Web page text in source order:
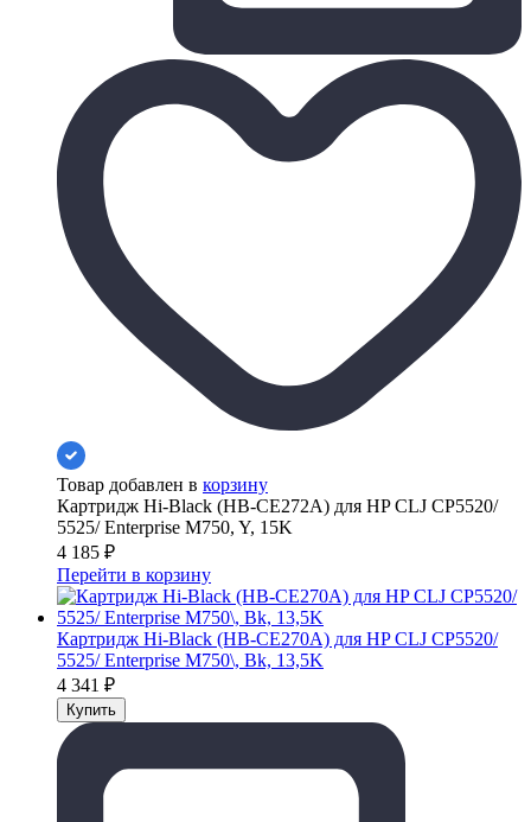
Товар добавлен в корзину
Картридж Hi-Black (HB-CE272A) для HP CLJ CP5520/
5525/ Enterprise M750, Y, 15K
4 185 ₽
Перейти в корзину
Картридж Hi-Black (HB-CE270A) для HP CLJ CP5520/
5525/ Enterprise M750\, Bk, 13,5K
4 341 ₽